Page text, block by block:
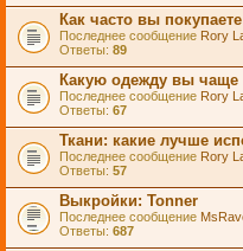
Как часто вы
Последнее сообщение Rory
Ответы: 89
Какую одежду вы чаще
Последнее сообщение Rory
Ответы: 67
Ткани: какие лучше
Последнее сообщение Rory
Ответы: 57
Выкройки: Tonner
Последнее сообщение
Ответы: 687